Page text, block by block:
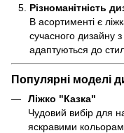
Різноманітність
В асортименті є
сучасного дизайну з
адаптуються до
Популярні моделі
Ліжко "Казка"
Чудовий вибір для
яскравими